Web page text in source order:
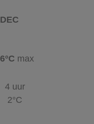
DEC
6°C max
4 uur
2°C